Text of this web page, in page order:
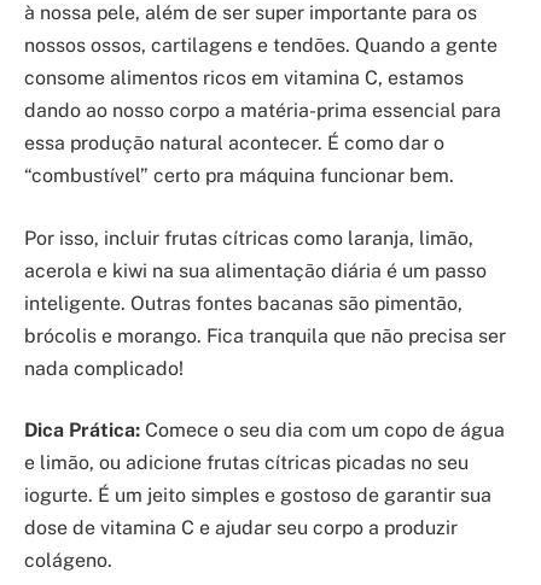
à nossa pele, além de ser super importante para os
nossos ossos, cartilagens e tendões. Quando a gente
consome alimentos ricos em vitamina C, estamos
dando ao nosso corpo a matéria-prima essencial para
essa produção natural acontecer. É como dar o
“combustível” certo pra máquina funcionar bem.
Por isso, incluir frutas cítricas como laranja, limão,
acerola e kiwi na sua alimentação diária é um passo
inteligente. Outras fontes bacanas são pimentão,
brócolis e morango. Fica tranquila que não precisa ser
nada complicado!
Dica Prática: Comece o seu dia com um copo de água
e limão, ou adicione frutas cítricas picadas no seu
iogurte. É um jeito simples e gostoso de garantir sua
dose de vitamina C e ajudar seu corpo a produzir
colágeno.